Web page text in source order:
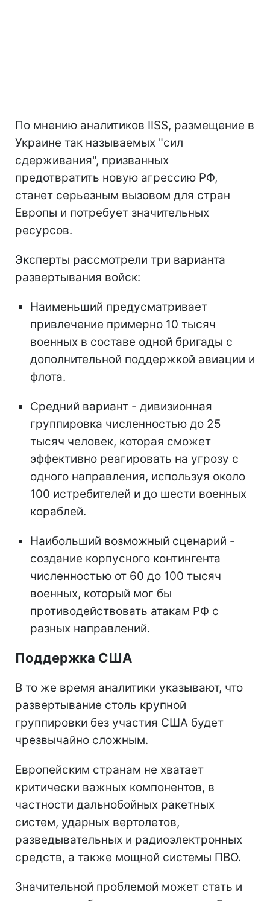
По мнению аналитиков IISS, размещение в
Украине так называемых "сил
сдерживания", призванных
предотвратить новую агрессию РФ,
станет серьезным вызовом для стран
Европы и потребует значительных
ресурсов.
Эксперты рассмотрели три варианта
развертывания войск:
Наименьший предусматривает
привлечение примерно 10 тысяч
военных в составе одной бригады с
дополнительной поддержкой авиации и
флота.
Средний вариант - дивизионная
группировка численностью до 25
тысяч человек, которая сможет
эффективно реагировать на угрозу с
одного направления, используя около
100 истребителей и до шести военных
кораблей.
Наибольший возможный сценарий -
создание корпусного контингента
численностью от 60 до 100 тысяч
военных, который мог бы
противодействовать атакам РФ с
разных направлений.
Поддержка США
В то же время аналитики указывают, что
развертывание столь крупной
группировки без участия США будет
чрезвычайно сложным.
Европейским странам не хватает
критически важных компонентов, в
частности дальнобойных ракетных
систем, ударных вертолетов,
разведывательных и радиоэлектронных
средств, а также мощной системы ПВО.
Значительной проблемой может стать и